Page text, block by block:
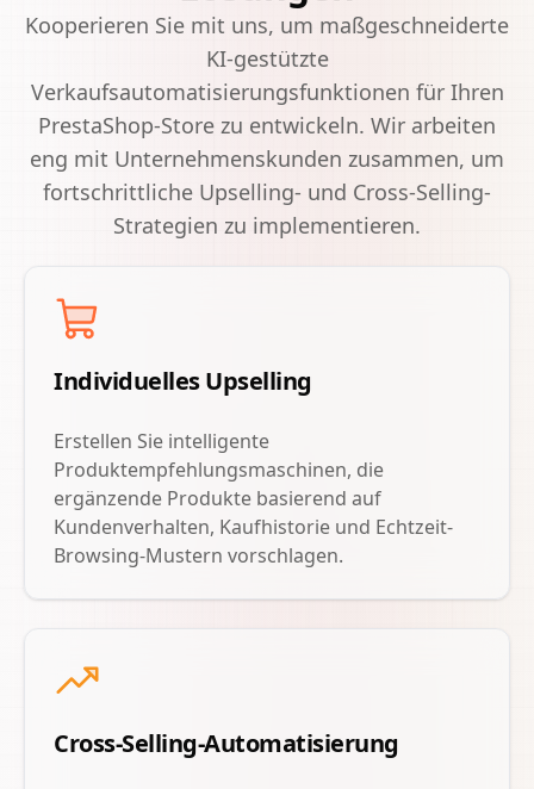
Kooperieren Sie mit uns, um maßgeschneiderte
KI-gestützte
Verkaufsautomatisierungsfunktionen für Ihren
PrestaShop-Store zu entwickeln. Wir arbeiten
eng mit Unternehmenskunden zusammen, um
fortschrittliche Upselling- und Cross-Selling-
Strategien zu implementieren.
Individuelles Upselling
Erstellen Sie intelligente
Produktempfehlungsmaschinen, die
ergänzende Produkte basierend auf
Kundenverhalten, Kaufhistorie und Echtzeit-
Browsing-Mustern vorschlagen.
Cross-Selling-Automatisierung